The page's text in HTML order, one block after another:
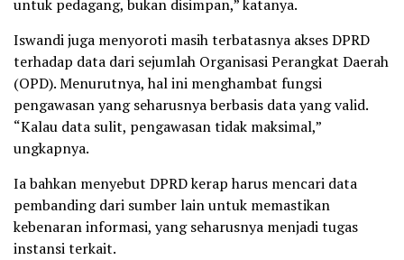
untuk pedagang, bukan disimpan,” katanya.
Iswandi juga menyoroti masih terbatasnya akses DPRD
terhadap data dari sejumlah Organisasi Perangkat Daerah
(OPD). Menurutnya, hal ini menghambat fungsi
pengawasan yang seharusnya berbasis data yang valid.
“Kalau data sulit, pengawasan tidak maksimal,”
ungkapnya.
Ia bahkan menyebut DPRD kerap harus mencari data
pembanding dari sumber lain untuk memastikan
kebenaran informasi, yang seharusnya menjadi tugas
instansi terkait.